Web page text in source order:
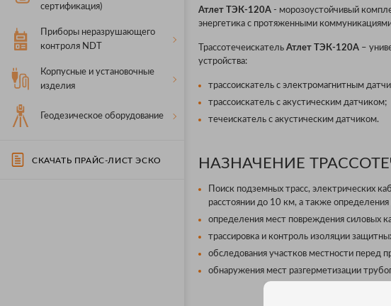
сертификация)
Приборы неразрушающего
контроля NDT
Корпусные и установочные
изделия
Геодезическое оборудование
СКАЧАТЬ ПРАЙС-ЛИСТ ЭСКО
Атлет ТЭК-120А - морозоустойчивый
энергетика с протяженными
Трассотечеискатель Атлет ТЭК-120А –
устройства:
трассоискатель с электромагнитным
трассоискатель с акустическим датчиком;
течеискатель с акустическим датчиком.
НАЗНАЧЕНИЕ
Поиск подземных трасс, электрических
расстоянии до 10 км, а также
определения мест повреждения силовых
трассировка и контроль изоляции
обследования участков местности перед
обнаружения мест разгерметизации